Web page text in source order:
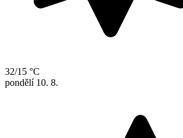
32/15 °C
pondělí 10. 8.